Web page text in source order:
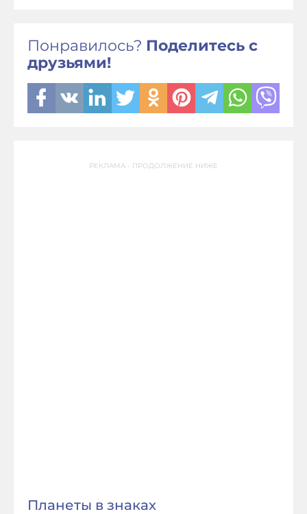
Понравилось? Поделитесь с
друзьями!
РЕКЛАМА - ПРОДОЛЖЕНИЕ НИЖЕ
Планеты в знаках